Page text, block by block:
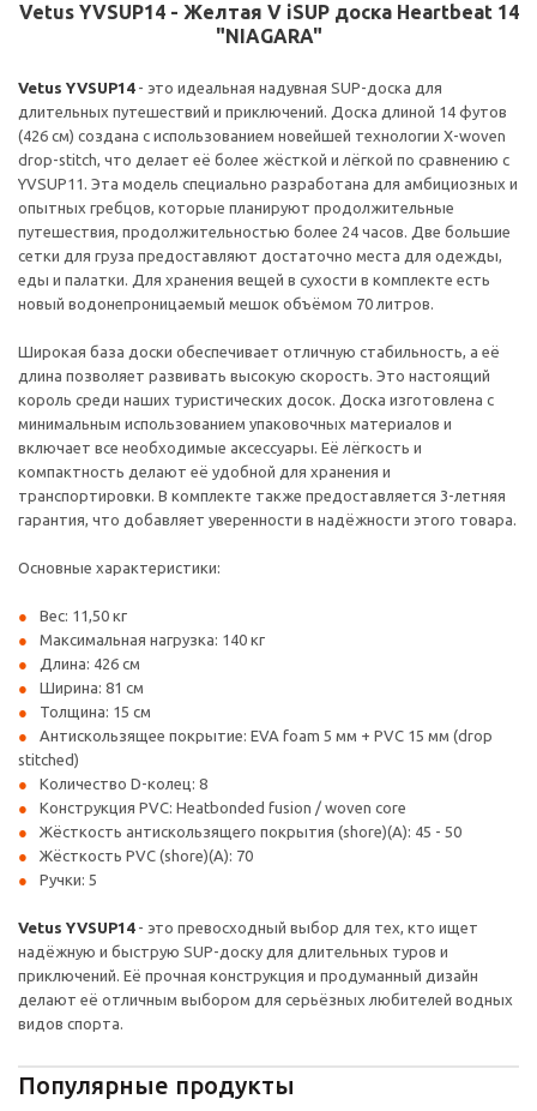
Vetus YVSUP14 - Желтая V iSUP доска Heartbeat 14
"NIAGARA"
Vetus YVSUP14- это идеальная надувная SUP-доска для
длительных путешествий и приключений. Доска длиной 14 футов
(426 см) создана с использованием новейшей технологии X-woven
drop-stitch, что делает её более жёсткой и лёгкой по сравнению с
YVSUP11. Эта модель специально разработана для амбициозных и
опытных гребцов, которые планируют продолжительные
путешествия, продолжительностью более 24 часов. Две большие
сетки для груза предоставляют достаточно места для одежды,
еды и палатки. Для хранения вещей в сухости в комплекте есть
новый водонепроницаемый мешок объёмом 70 литров.
Широкая база доски обеспечивает отличную стабильность, а её
длина позволяет развивать высокую скорость. Это настоящий
король среди наших туристических досок. Доска изготовлена с
минимальным использованием упаковочных материалов и
включает все необходимые аксессуары. Её лёгкость и
компактность делают её удобной для хранения и
транспортировки. В комплекте также предоставляется 3-летняя
гарантия, что добавляет уверенности в надёжности этого товара.
Основные характеристики:
Вес: 11,50 кг
Максимальная нагрузка: 140 кг
Длина: 426 см
Ширина: 81 см
Толщина: 15 см
Антискользящее покрытие: EVA foam 5 мм + PVC 15 мм (drop
stitched)
Количество D-колец: 8
Конструкция PVC: Heatbonded fusion / woven core
Жёсткость антискользящего покрытия (shore)(A): 45 - 50
Жёсткость PVC (shore)(A): 70
Ручки: 5
Vetus YVSUP14- это превосходный выбор для тех, кто ищет
надёжную и быструю SUP-доску для длительных туров и
приключений. Её прочная конструкция и продуманный дизайн
делают её отличным выбором для серьёзных любителей водных
видов спорта.
Популярные продукты